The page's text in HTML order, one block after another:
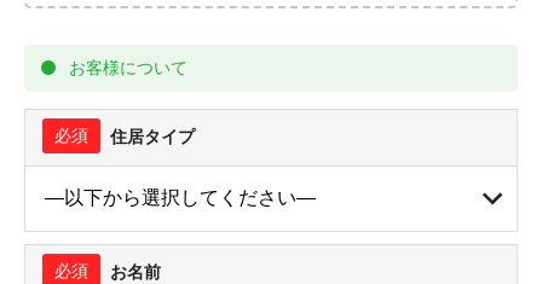
お客様について
必須 住居タイプ
必須 お名前